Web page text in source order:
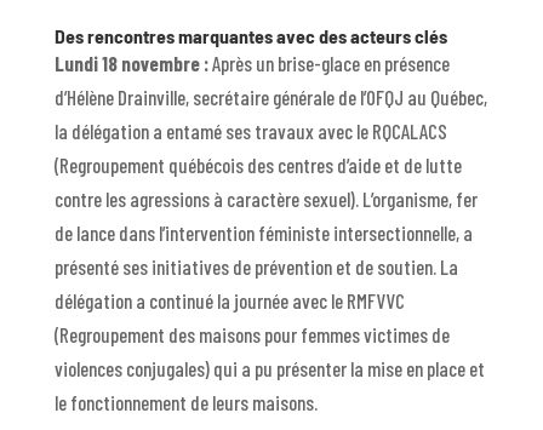
Des rencontres marquantes avec des acteurs clés
Lundi 18 novembre :Après un brise-glace en présence
d’Hélène Drainville, secrétaire générale de l’OFQJ au Québec,
la délégation a entamé ses travaux avec le RQCALACS
(Regroupement québécois des centres d’aide et de lutte
contre les agressions à caractère sexuel). L’organisme, fer
de lance dans l’intervention féministe intersectionnelle, a
présenté ses initiatives de prévention et de soutien. La
délégation a continué la journée avec le RMFVVC
(Regroupement des maisons pour femmes victimes de
violences conjugales) qui a pu présenter la mise en place et
le fonctionnement de leurs maisons.